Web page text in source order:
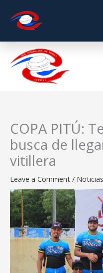
content
COPA PITÚ:
busca de
vitillera
Leave a Comment / Noticias